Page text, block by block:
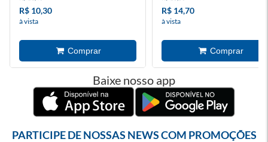
R$ 10,30
à vista
R$ 14,70
à vista
Baixe nosso app
PARTICIPE DE NOSSAS NEWS COM PROMOÇÕES